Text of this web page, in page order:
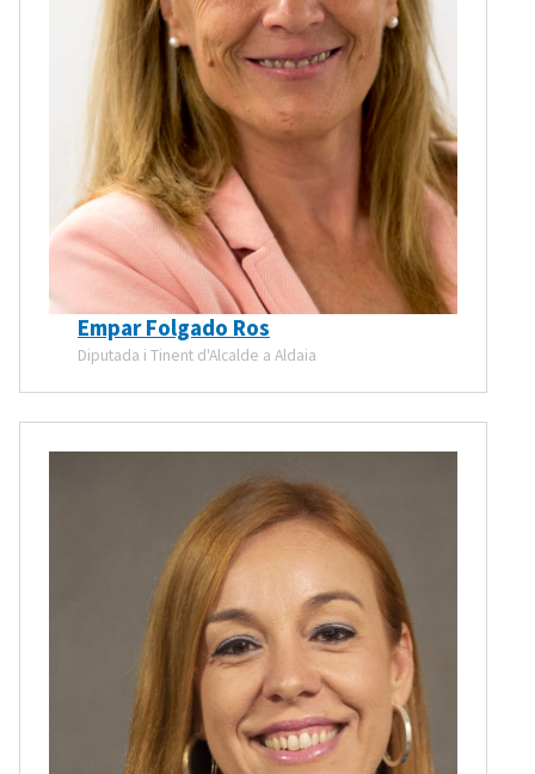
Empar Folgado Ros
Diputada i Tinent d'Alcalde a Aldaia